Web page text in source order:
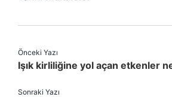
Önceki Yazı
Işık kirliliğine yol açan etkenler
Sonraki Yazı